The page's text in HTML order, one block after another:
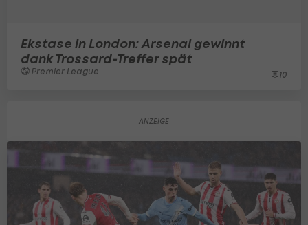
Ekstase in London: Arsenal gewinnt
dank Trossard-Treffer spät
Premier League 10